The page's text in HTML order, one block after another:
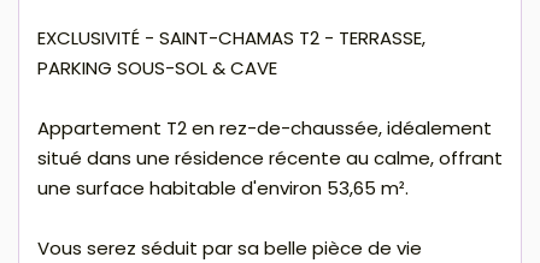
EXCLUSIVITÉ - SAINT-CHAMAS T2 - TERRASSE,
PARKING SOUS-SOL & CAVE
Appartement T2 en rez-de-chaussée, idéalement
situé dans une résidence récente au calme, offrant
une surface habitable d'environ 53,65 m².
Vous serez séduit par sa belle pièce de vie